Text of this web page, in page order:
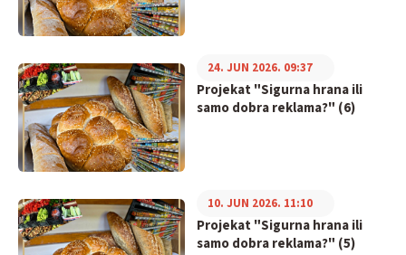
Projekat "Sigurna hrana ili
samo dobra reklama?" (6)
24. JUN 2026. 09:37
Projekat "Sigurna hrana ili
samo dobra reklama?" (5)
10. JUN 2026. 11:10